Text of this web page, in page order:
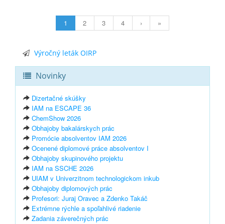
1 2 3 4 › »
Výročný leták OIRP
Novinky
Dizertačné skúšky
IAM na ESCAPE 36
ChemShow 2026
Obhajoby bakalárskych prác
Promócie absolventov IAM 2026
Ocenené diplomové práce absolventov I
Obhajoby skupinového projektu
IAM na SSCHE 2026
UIAM v Univerzitnom technologickom inkub
Obhajoby diplomových prác
Profesori: Juraj Oravec a Zdenko Takáč
Extrémne rýchle a spoľahlivé riadenie
Zadania záverečných prác